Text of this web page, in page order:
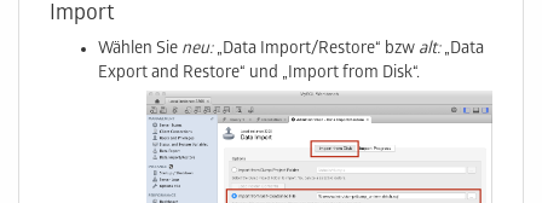
Import
Wählen Sie neu:„Data Import/Restore“ bzw alt:„Data
Export and Restore“ und „Import from Disk“.